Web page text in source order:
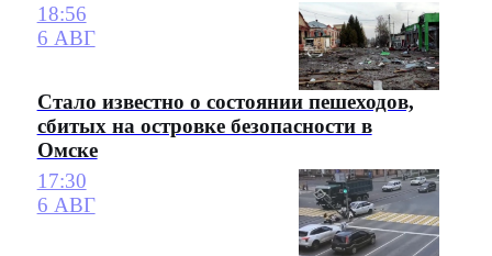
18:56
6 АВГ
Стало известно о состоянии пешеходов,
сбитых на островке безопасности в
Омске
17:30
6 АВГ